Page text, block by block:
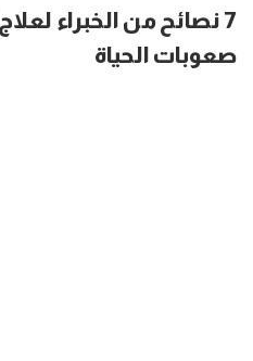
7 نصائح من الخبراء
صعوبات الحياة